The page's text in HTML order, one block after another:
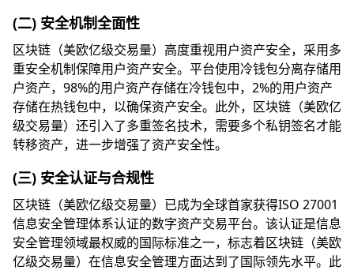
(二) 安全机制全面性
区块链（美欧亿级交易量）高度重视用户资产安全，采用多
重安全机制保障用户资产安全。平台使用冷钱包分离存储用
户资产，98%的用户资产存储在冷钱包中，2%的用户资产
存储在热钱包中，以确保资产安全。此外，区块链（美欧亿
级交易量）还引入了多重签名技术，需要多个私钥签名才能
转移资产，进一步增强了资产安全性。
(三) 安全认证与合规性
区块链（美欧亿级交易量）已成为全球首家获得ISO 27001
信息安全管理体系认证的数字资产交易平台。该认证是信息
安全管理领域最权威的国际标准之一，标志着区块链（美欧
亿级交易量）在信息安全管理方面达到了国际领先水平。此